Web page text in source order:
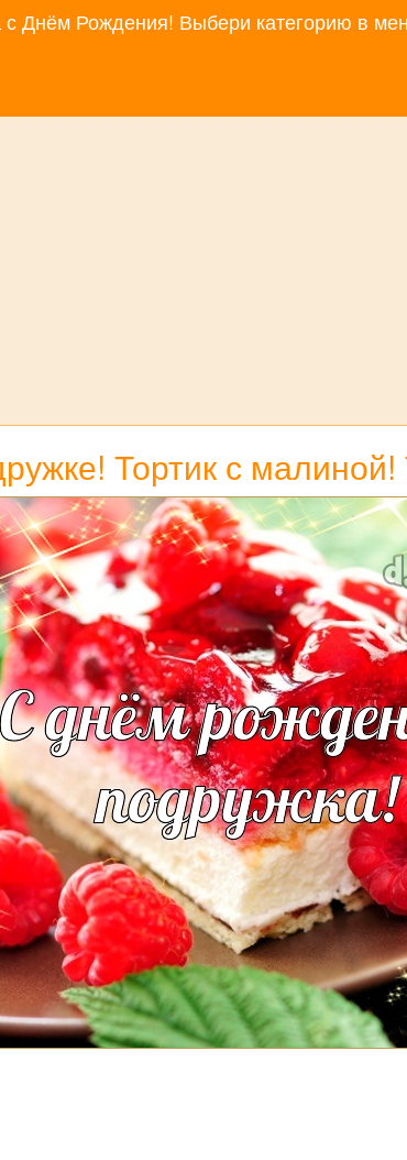
с Днём Рождения! Выбери категорию в
Тортик с